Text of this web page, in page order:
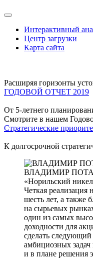
Интерактивный
Центр загрузки
Карта сайта
Расширяя горизонты
ГОДОВОЙ ОТЧЕТ 2019
От 5-летнего
Смотрите в нашем
Стратегические
К долгосрочной
ВЛАДИМИР
«Норильский
Четкая реализация
шесть лет, а также
на сырьевых
один из самых
доходности для
сделать
амбициозных задач
и в плане решения